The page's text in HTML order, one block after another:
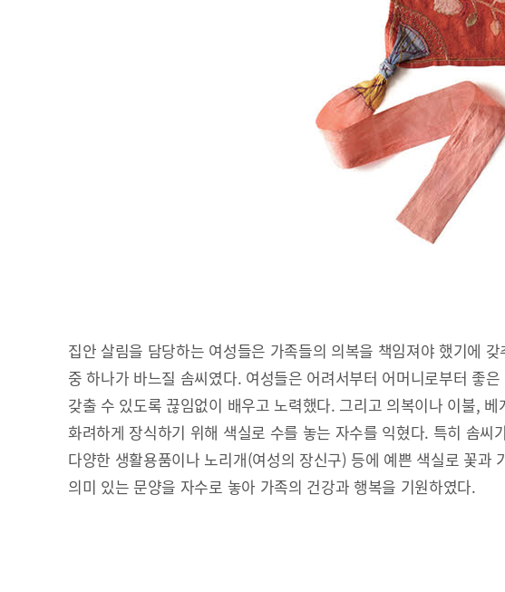
집안 살림을 담당하는 여성들은 가족들의 의복을 책임져야 했기에
중 하나가 바느질 솜씨였다. 여성들은 어려서부터 어머니로부터 좋
갖출 수 있도록 끊임없이 배우고 노력했다. 그리고 의복이나 이불, 베
화려하게 장식하기 위해 색실로 수를 놓는 자수를 익혔다. 특히 솜씨
다양한 생활용품이나 노리개(여성의 장신구) 등에 예쁜 색실로 꽃과
의미 있는 문양을 자수로 놓아 가족의 건강과 행복을 기원하였다.